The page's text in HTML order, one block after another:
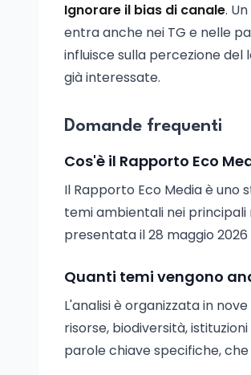
Ignorare il bias di canale.
entra anche nei TG e nelle
influisce sulla percezione
già interessate.
Domande frequenti
Cos'è il Rapporto Eco
Il Rapporto Eco Media è uno
temi ambientali nei principali
presentata il 28 maggio
Quanti temi vengono
L'analisi è organizzata in
risorse, biodiversità,
parole chiave specifiche,